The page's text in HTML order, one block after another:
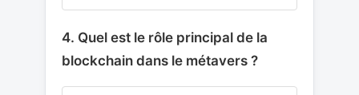
4. Quel est le rôle principal de la
blockchain dans le métavers ?